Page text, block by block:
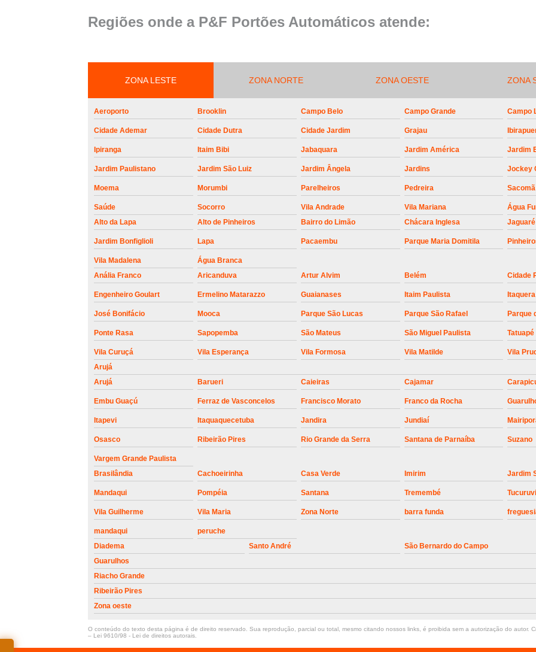
de aço de
central do
portões
roldanas e
rolamento de
portões
Empresa de
Empresa de
Empresa para
Empresa para
Empresa para
Empresa para
Empresa para
Empresa para
Empresa para
Empresa para Instalação de Trava
Instalação de Motor de Portão
Instalação de Motor em Portão
Instalação de Motor para
Instalação de Motor
Instalação Motor Portão
Instalação de Motor de Portão
Instalação de
Instalação de Portão Automático
Instalação de Portão
Instalação de Portões
Conserto de Motor de
Manutenção de Motor de
Manutenção em Motor de
Manutenção Motor Portão Eletrônico
Manutenção de Portão
Regiões onde a P&F Portões Automáticos atende:
ZONA LESTE ZONA NORTE ZONA OESTE ZONA
Aeroporto Brooklin Campo Belo Campo Grande Campo
Cidade Ademar Cidade Dutra Cidade Jardim Grajau
Ipiranga Itaim Bibi Jabaquara Jardim América Jardim
Jardim Paulistano Jardim São Luiz Jardim Ângela Jardins Jockey
Moema Morumbi Parelheiros Pedreira Sacomã
Saúde Socorro Vila Andrade Vila Mariana
Água
Alto da Lapa
Alto de Pinheiros Bairro do Limão Chácara Inglesa Jaguaré
Jardim Bonfiglioli Lapa Pacaembu Parque Maria Domitila
Vila Madalena
Água Branca
Anália Franco
Aricanduva Artur Alvim Belém Cidade
Engenheiro Goulart Ermelino Matarazzo Guaianases Itaim Paulista Itaquera
José Bonifácio Mooca Parque São Lucas Parque São Rafael Parque
Ponte Rasa Sapopemba São Mateus São Miguel Paulista Tatuapé
Vila Curuçá Vila Esperança Vila Formosa Vila Matilde Vila
Arujá
Arujá
Barueri Caieiras Cajamar
Embu Guaçú Ferraz de Vasconcelos Francisco Morato Franco da Rocha
Itapevi Itaquaquecetuba Jandira Jundiaí
Osasco Ribeirão Pires Rio Grande da Serra Santana de Parnaíba Suzano
Vargem Grande Paulista
Brasilândia
Cachoeirinha Casa Verde Imirim Jardim
Mandaqui Pompéia Santana Tremembé Tucuruvi
Vila Guilherme Vila Maria Zona Norte barra funda
mandaqui
peruche
Diadema
Santo André São Bernardo do Campo
Guarulhos
Riacho Grande
Ribeirão Pires
Zona oeste
O conteúdo do texto desta página é de direito reservado. Sua reprodução, parcial ou total, mesmo citando nossos links, é proibida sem a autorização do autor.
– Lei 9610/98 - Lei de direitos autorais.